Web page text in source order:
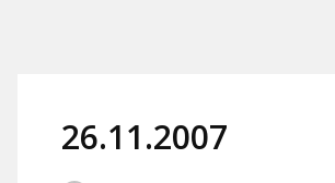
26.11.2007